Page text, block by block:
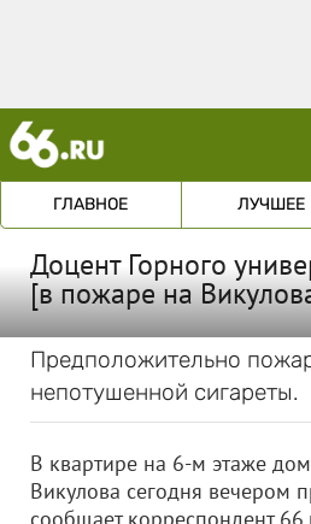
ГЛАВНОЕ ЛУЧШЕЕ
Доцент Горного
[в пожаре на
Предположительно
непотушенной сигареты.
В квартире на 6-м этаже
Викулова сегодня вечером